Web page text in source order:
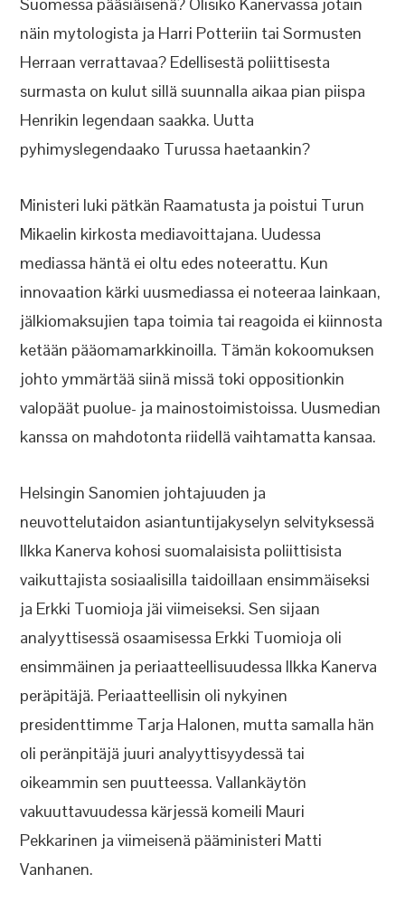
näin mytologista ja Harri Potteriin tai Sormusten
Herraan verrattavaa? Edellisestä poliittisesta
surmasta on kulut sillä suunnalla aikaa pian piispa
Henrikin legendaan saakka. Uutta
pyhimyslegendaako Turussa haetaankin?
Ministeri luki pätkän Raamatusta ja poistui Turun
Mikaelin kirkosta mediavoittajana. Uudessa
mediassa häntä ei oltu edes noteerattu. Kun
innovaation kärki uusmediassa ei noteeraa lainkaan,
jälkiomaksujien tapa toimia tai reagoida ei kiinnosta
ketään pääomamarkkinoilla. Tämän kokoomuksen
johto ymmärtää siinä missä toki oppositionkin
valopäät puolue- ja mainostoimistoissa. Uusmedian
kanssa on mahdotonta riidellä vaihtamatta kansaa.
Helsingin Sanomien johtajuuden ja
neuvottelutaidon asiantuntijakyselyn selvityksessä
Ilkka Kanerva kohosi suomalaisista poliittisista
vaikuttajista sosiaalisilla taidoillaan ensimmäiseksi
ja Erkki Tuomioja jäi viimeiseksi. Sen sijaan
analyyttisessä osaamisessa Erkki Tuomioja oli
ensimmäinen ja periaatteellisuudessa Ilkka Kanerva
peräpitäjä. Periaatteellisin oli nykyinen
presidenttimme Tarja Halonen, mutta samalla hän
oli peränpitäjä juuri analyyttisyydessä tai
oikeammin sen puutteessa. Vallankäytön
vakuuttavuudessa kärjessä komeili Mauri
Pekkarinen ja viimeisenä pääministeri Matti
Vanhanen.